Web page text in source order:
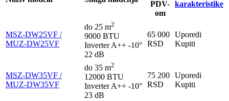
PDV-
om
karakteristike
MSZ-DW25VF /
MUZ-DW25VF
do 25 m2
9000 BTU
Inverter A++ -10°
22 dB
65 000
RSD
Uporedi
Kupiti
MSZ-DW35VF /
MUZ-DW35VF
do 35 m2
12000 BTU
Inverter A++ -10°
23 dB
75 200
RSD
Uporedi
Kupiti